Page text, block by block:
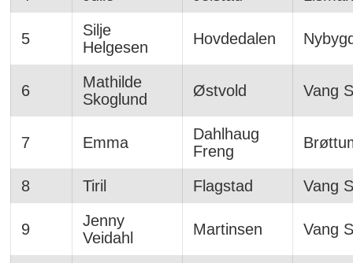
5
Silje
Helgesen
Hovdedalen
6
Mathilde
Skoglund
Østvold Vang
7 Emma
Dahlhaug
Freng
8 Tiril Flagstad Vang
9
Jenny
Veidahl
Martinsen Vang